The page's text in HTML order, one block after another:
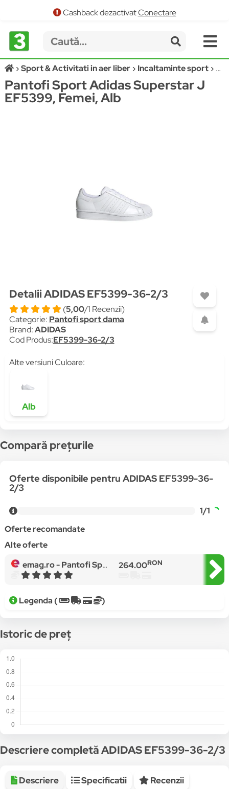
Cashback dezactivatConectare
Sport & Activitati in aer liber Incaltaminte sport
Pantofi Sport Adidas Superstar J
EF5399, Femei, Alb
Detalii ADIDAS EF5399-36-2/3
(5,00/1 Recenzii)
Categorie: Pantofi sport dama
Brand:ADIDAS
Cod Produs:EF5399-36-2/3
Alte versiuni Culoare:
Alb
Compară prețurile
Oferte disponibile pentru ADIDAS EF5399-36-
2/3
1/1
Oferte recomandate
Alte oferte
emag.ro -Pantofi Sport Adidas Superstar J EF5399, Femei, Alb 264.00RON
Legenda ( )
Istoric de preț
Descriere completă ADIDAS EF5399-36-2/3
Descriere Specificatii Recenzii